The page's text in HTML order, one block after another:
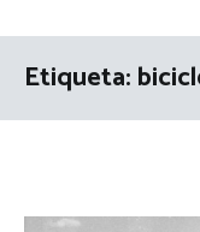
Etiqueta: